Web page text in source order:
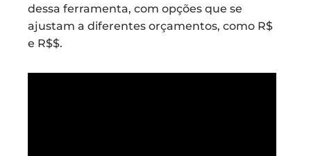
dessa ferramenta, com opções que se
ajustam a diferentes orçamentos, como R$
e R$$.